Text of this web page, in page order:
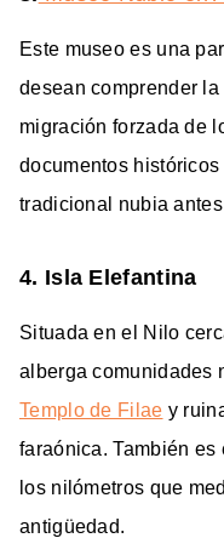
Este museo es una
desean comprender
migración forzada de
documentos
tradicional nubia
4. Isla Elefantina
Situada en el Nilo
alberga comunidades
Templo de Filae y
faraónica. También es
los nilómetros que
antigüedad.